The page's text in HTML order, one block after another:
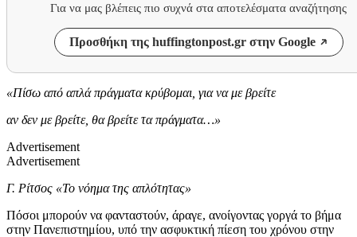
Για να μας βλέπεις πιο συχνά στα αποτελέσματα αναζήτησης
Προσθήκη της huffingtonpost.gr στην Google
«Πίσω από απλά πράγματα κρύβομαι, για να με βρείτε
αν δεν με βρείτε, θα βρείτε τα πράγματα…»
Advertisement
Advertisement
Γ. Ρίτσος «Το νόημα της απλότητας»
Πόσοι μπορούν να φανταστούν, άραγε, ανοίγοντας γοργά το βήμα
στην Πανεπιστημίου, υπό την ασφυκτική πίεση του χρόνου στην